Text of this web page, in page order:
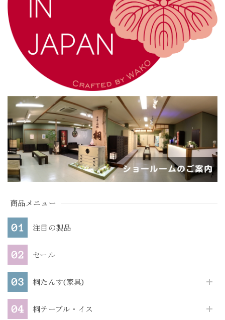
商品メニュー
注目の製品
セール
桐たんす(家具)
桐テーブル・イス